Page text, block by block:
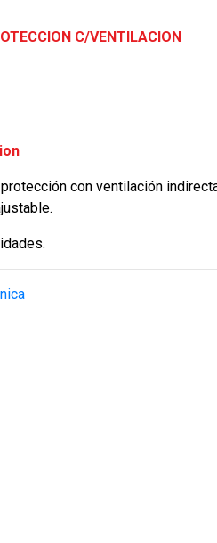
C/VENTILACION
con ventilación